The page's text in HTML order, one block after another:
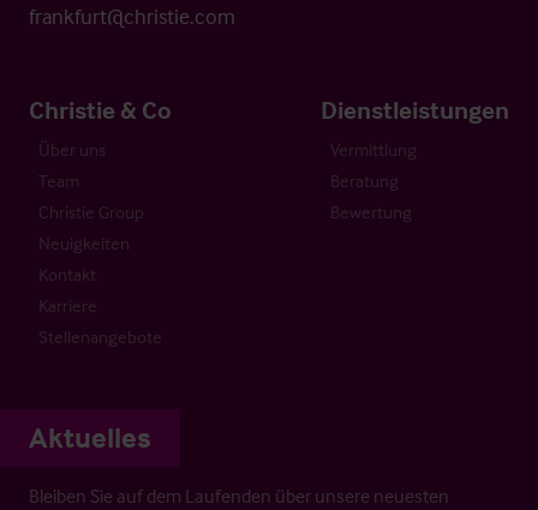
frankfurt@christie.com
Christie & Co
Über uns
Team
Christie Group
Neuigkeiten
Kontakt
Karriere
Stellenangebote
Dienstleistungen
Vermittlung
Beratung
Bewertung
Aktuelles
Bleiben Sie auf dem Laufenden über unsere neuesten